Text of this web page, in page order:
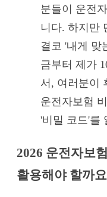
분들이 운전
니다. 하지만
결코 '내게 맞
금부터 제가
서, 여러분이
운전자보험
'비밀 코드'를
2026 운전자보
활용해야 할까